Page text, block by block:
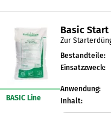
BASIC Line
Basic Start
Zur
Bestandteile:
Einsatzzweck:
Anwendung:
Inhalt: